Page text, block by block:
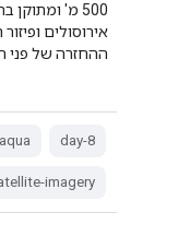
500 מ'
אירוסולים
ההחזרה של פני
8-day
aqua
imagery